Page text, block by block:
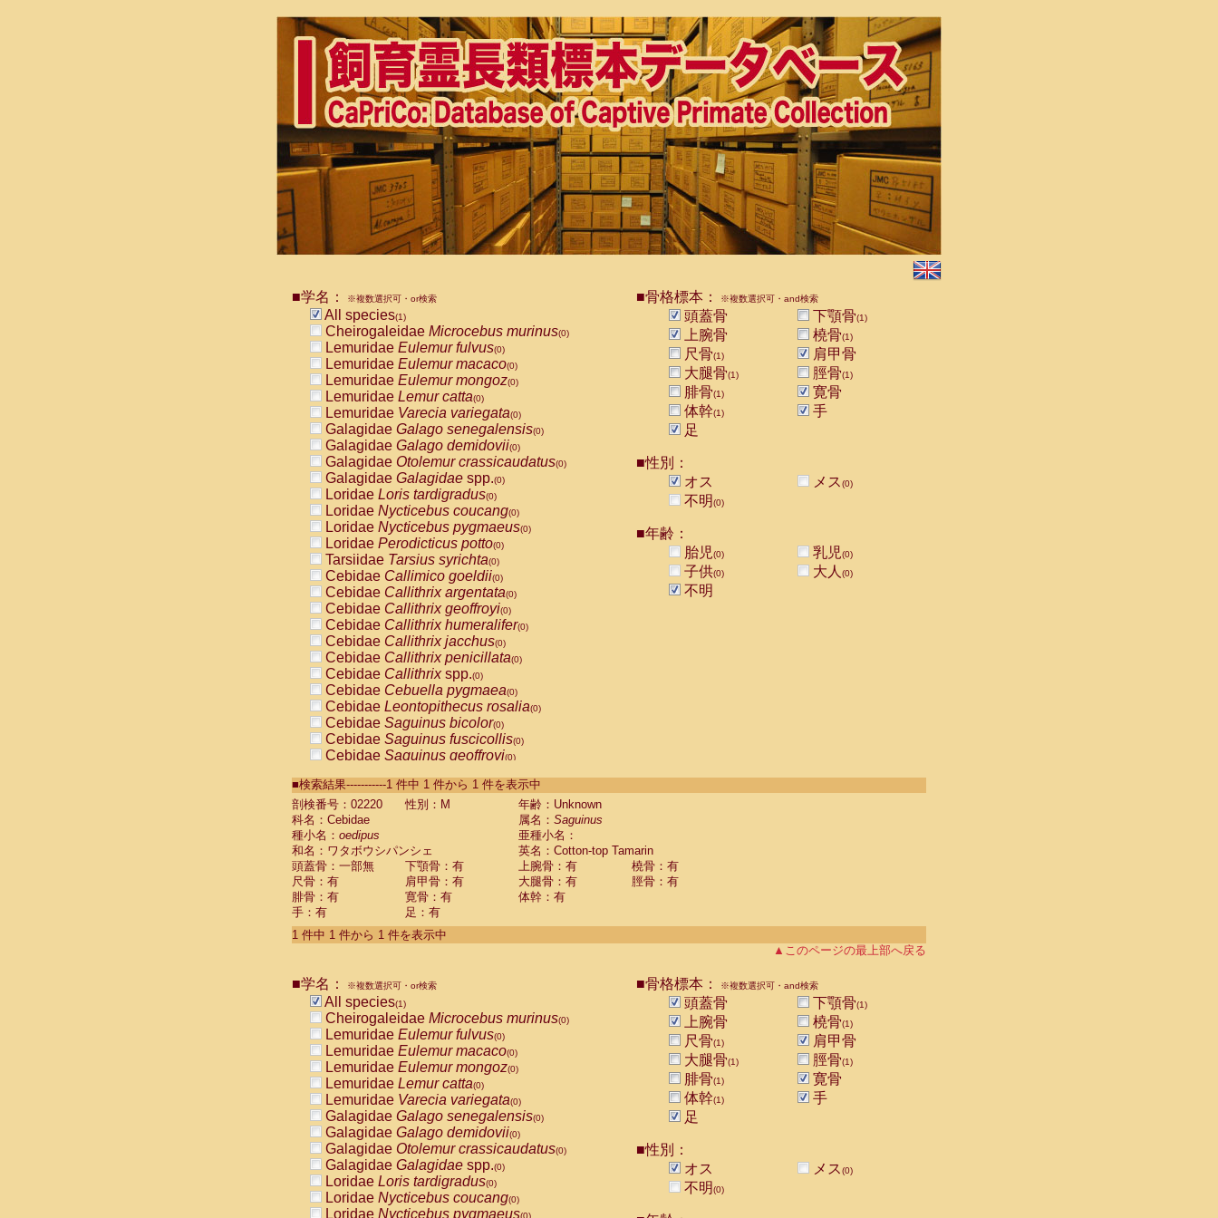
■学名： ※複数選択可・or検索
All species(1)
Cheirogaleidae Microcebus murinus(0)
Lemuridae Eulemur fulvus(0)
Lemuridae Eulemur macaco(0)
Lemuridae Eulemur mongoz(0)
Lemuridae Lemur catta(0)
Lemuridae Varecia variegata(0)
Galagidae Galago senegalensis(0)
Galagidae Galago demidovii(0)
Galagidae Otolemur crassicaudatus(0)
Galagidae Galagidae spp.(0)
Loridae Loris tardigradus(0)
Loridae Nycticebus coucang(0)
Loridae Nycticebus pygmaeus(0)
Loridae Perodicticus potto(0)
Tarsiidae Tarsius syrichta(0)
Cebidae Callimico goeldii(0)
Cebidae Callithrix argentata(0)
Cebidae Callithrix geoffroyi(0)
Cebidae Callithrix humeralifer(0)
Cebidae Callithrix jacchus(0)
Cebidae Callithrix penicillata(0)
Cebidae Callithrixspp.(0)
Cebidae Cebuella pygmaea(0)
Cebidae Leontopithecus rosalia(0)
Cebidae Saguinus bicolor(0)
Cebidae Saguinus fuscicollis(0)
Cebidae Saguinus geoffroyi(0)
CebidaeSaguinus labiatus(0)
Cebidae Saguinus leucopus (0)
Cebidae
Cebidae
CebidaeSaguinus nigricollis (0)
Cebidae Saguinus oedipus
Cebidae Saguinus weddelli
Cebidae Saguinusspp.
Cebidae Aotus trivirgatus
Cebidae Cebus albifrons
CebidaeCebus nigrivittatus
CebidaeCebus
CebidaeSaimiri boliviensis(0)
CebidaeSaimiri sciureus(0)
AtelidaeAlouatta caraya(0)
AtelidaeAlouatta fusca(0)
AtelidaeAlouatta seniculus
AtelidaeAlouattaspp.(0)
AtelidaeAteles belzebuth(0)
AtelidaeAteles geoffroyi(0)
AtelidaeAteles paniscus(0)
AtelidaeAtelesspp.(0)
Atelidae Lagothrix lagothricha
AtelidaeLagothrix lagothricha cana
PitheciidaeCacajao calvus rubicundus
■骨格標本： ※複数選択可・and検索
頭蓋骨 下顎骨(1)
上腕骨 橈骨(1)
尺骨(1)
肩甲骨
大腿骨(1) 脛骨(1)
腓骨(1)
寛骨
体幹(1)
手
足
■性別：
オス
メス(0)
不明(0)
■年齢：
胎児(0) 乳児(0)
子供(0) 大人 (0)
不明
■検索結果-----------1 件中 1 件から 1 件を表示中
剖検番号：02220
性別：M
年齢：Unknown
科名：Cebidae
属名： Saguinus
種小名： oedipus
亜種小名：
和名：ワタボウシパンシェ
英名：Cotton-top Tamarin
頭蓋骨：一部無
下顎骨：有 上腕骨：有
橈骨：有
尺骨：有
肩甲骨：有 大腿骨：有
脛骨：有
腓骨：有
寛骨：有
体幹：有
手：有
足：有
1 件中 1 件から 1 件を表示中
▲このページの最上部へ戻る
■学名： ※複数選択可・or検索
All species(1)
Cheirogaleidae Microcebus murinus(0)
Lemuridae Eulemur fulvus(0)
Lemuridae Eulemur macaco(0)
Lemuridae Eulemur mongoz(0)
Lemuridae Lemur catta(0)
Lemuridae Varecia variegata(0)
Galagidae Galago senegalensis(0)
Galagidae Galago demidovii(0)
Galagidae Otolemur crassicaudatus(0)
Galagidae Galagidae spp.(0)
Loridae Loris tardigradus(0)
Loridae Nycticebus coucang(0)
Loridae Nycticebus pygmaeus(0)
■骨格標本： ※複数選択可・and検索
頭蓋骨 下顎骨(1)
上腕骨 橈骨(1)
尺骨(1)
肩甲骨
大腿骨(1) 脛骨(1)
腓骨(1)
寛骨
体幹(1)
手
足
■性別：
オス
メス(0)
不明(0)